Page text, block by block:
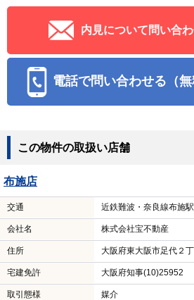
内見について問い合わ
電話で問い合わせる（無
この物件の取扱い店舗
布施店
交通 近鉄難波・奈良線布施
会社名 株式会社宝不動産
住所 大阪府東大阪市足代２
宅建免許 大阪府知事(10)25952
取引態様 媒介